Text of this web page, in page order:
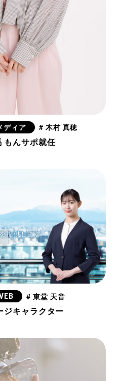
ディア # 木村 真穂
もんサポ就任
# 東堂 天音
ジキャラクター